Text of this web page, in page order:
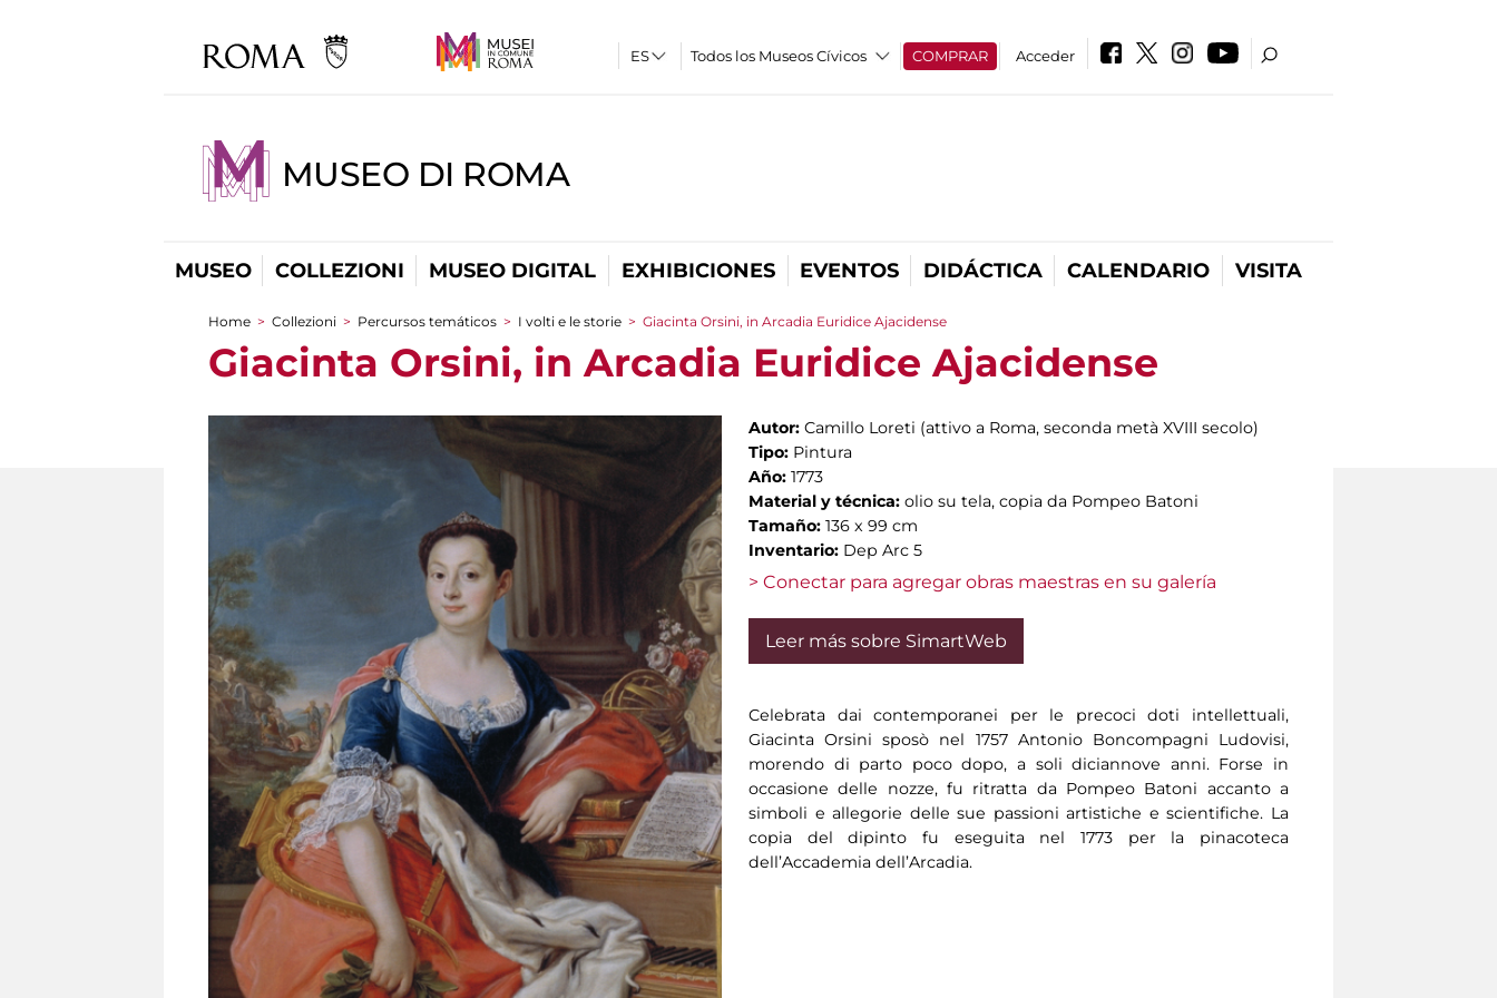
Todos los Museos Cívicos COMPRAR Acceder
MUSEO DI ROMA
MUSEO COLLEZIONI MUSEO DIGITAL EXHIBICIONES EVENTOS DIDÁCTICA CALENDARIO VISITA
You are here
Home > Collezioni > Percursos temáticos > I volti e le storie > Giacinta Orsini, in Arcadia Euridice Ajacidense
Giacinta Orsini, in Arcadia Euridice Ajacidense
Autor: Camillo Loreti (attivo a Roma, seconda metà XVIII secolo)
Tipo: Pintura
Año: 1773
Material y técnica: olio su tela, copia da Pompeo Batoni
Tamaño: 136 x 99 cm
Inventario: Dep Arc 5
> Conectar para agregar obras maestras en su galería
Leer más sobre SimartWeb
Celebrata dai contemporanei per le precoci doti intellettuali,
Giacinta Orsini sposò nel 1757 Antonio Boncompagni Ludovisi,
morendo di parto poco dopo, a soli diciannove anni. Forse in
occasione delle nozze, fu ritratta da Pompeo Batoni accanto a
simboli e allegorie delle sue passioni artistiche e scientifiche. La
copia del dipinto fu eseguita nel 1773 per la pinacoteca
dell’Accademia dell’Arcadia.